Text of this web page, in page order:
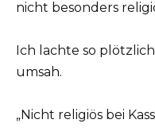
nicht besonders
Ich lachte so
umsah.
„Nicht religiös bei